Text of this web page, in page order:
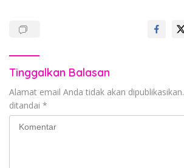
Tinggalkan Balasan
Alamat email Anda tidak akan dipublikasikan.
ditandai *